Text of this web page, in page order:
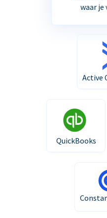
waar je
Active
QuickBooks